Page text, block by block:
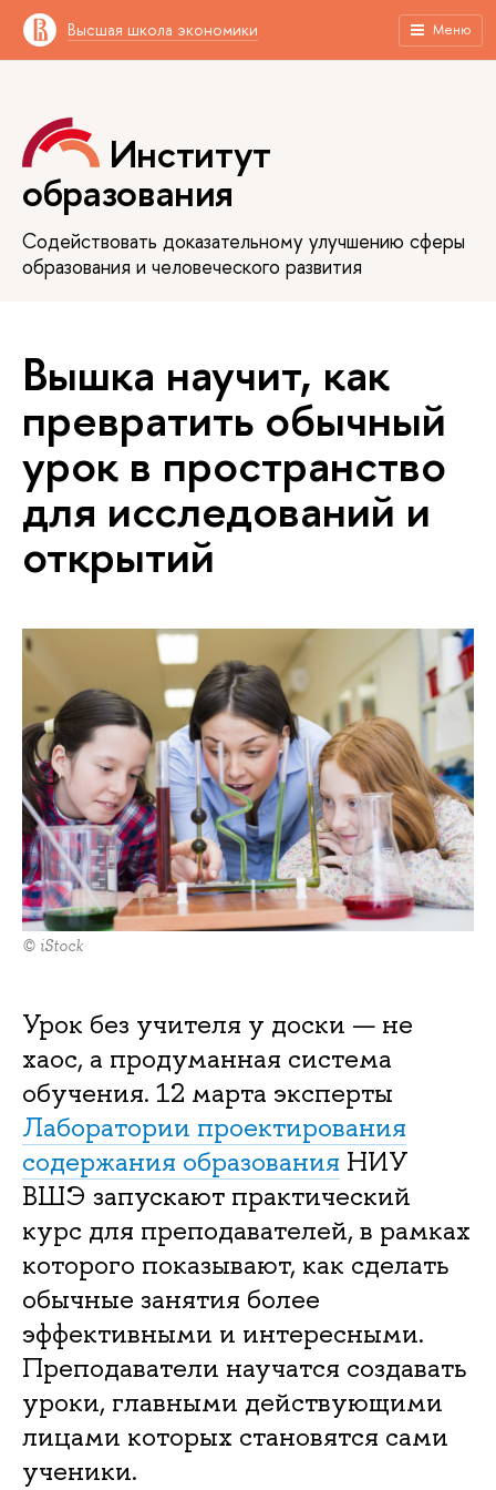
Высшая школа экономики Меню
Институт
образования
Содействовать доказательному улучшению сферы
образования и человеческого развития
Вышка научит, как
превратить обычный
урок в пространство
для исследований и
открытий
© iStock
Урок без учителя у доски — не
хаос, а продуманная система
обучения. 12 марта эксперты
Лаборатории проектирования
содержания образования НИУ
ВШЭ запускают практический
курс для преподавателей, в рамках
которого показывают, как сделать
обычные занятия более
эффективными и интересными.
Преподаватели научатся создавать
уроки, главными действующими
лицами которых становятся сами
ученики.